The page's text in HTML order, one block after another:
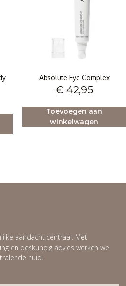
Absolute Eye Complex
€ 42,95
Toevoegen aan
winkelwagen
aandacht centraal. Met
en deskundig advies werken we
huid.